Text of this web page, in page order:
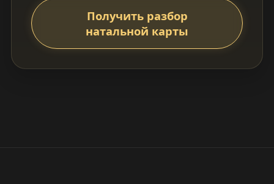
Получить разбор
натальной карты